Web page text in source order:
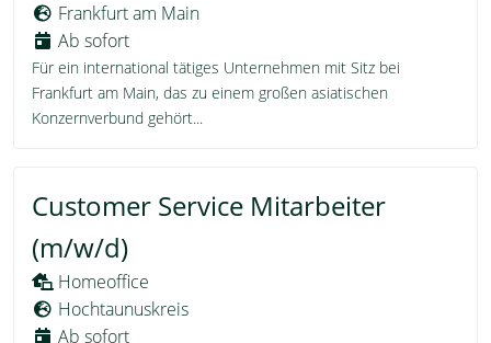
Frankfurt am Main
Ab sofort
Für ein international tätiges Unternehmen mit Sitz bei
Frankfurt am Main, das zu einem großen asiatischen
Konzernverbund gehört...
Customer Service Mitarbeiter
(m/w/d)
Homeoffice
Hochtaunuskreis
Ab sofort